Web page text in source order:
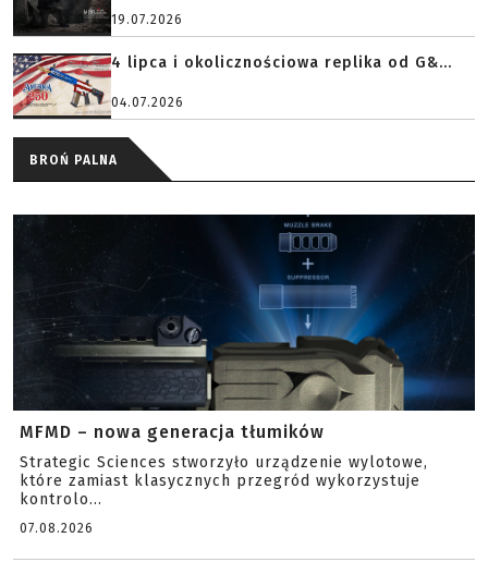
19.07.2026
4 lipca i okolicznościowa replika od G&...
04.07.2026
BROŃ PALNA
MFMD – nowa generacja tłumików
Strategic Sciences stworzyło urządzenie wylotowe,
które zamiast klasycznych przegród wykorzystuje
kontrolo...
07.08.2026